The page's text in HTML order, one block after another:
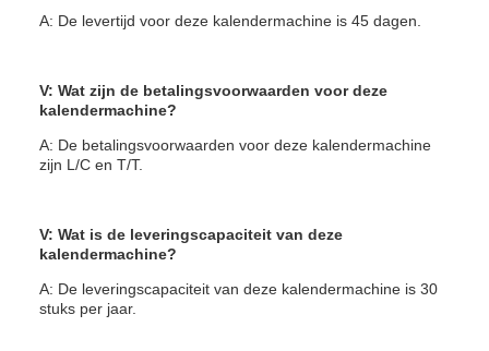
A: De levertijd voor deze kalendermachine is 45 dagen.
V: Wat zijn de betalingsvoorwaarden voor deze
kalendermachine?
A: De betalingsvoorwaarden voor deze kalendermachine
zijn L/C en T/T.
V: Wat is de leveringscapaciteit van deze
kalendermachine?
A: De leveringscapaciteit van deze kalendermachine is 30
stuks per jaar.